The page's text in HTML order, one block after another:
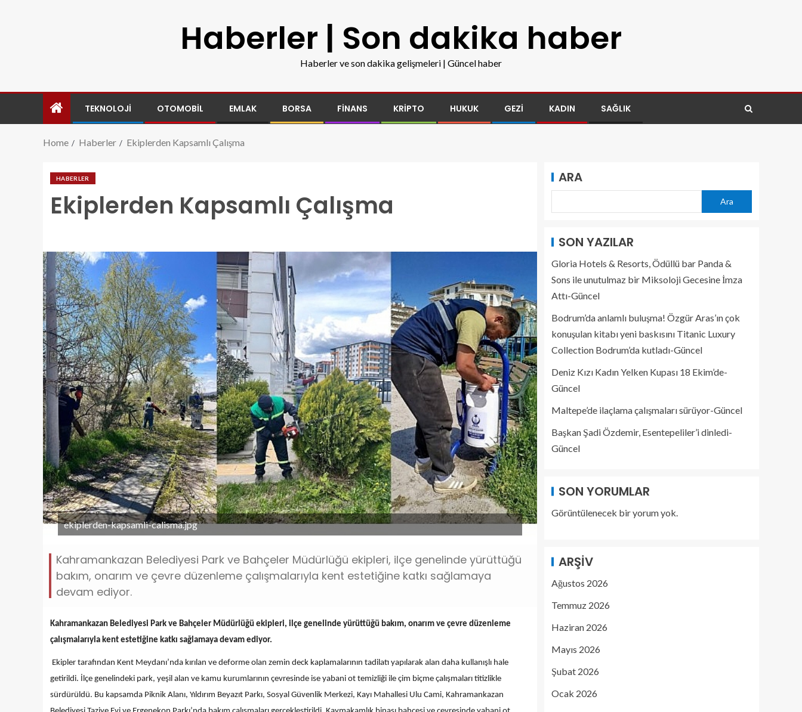
Haberler | Son dakika haber
Haberler ve son dakika gelişmeleri | Güncel haber
TEKNOLOJI OTOMOBIL EMLAK BORSA FINANS KRIPTO HUKUK GEZI KADIN SAĞLIK
Home Haberler Ekiplerden Kapsamlı Çalışma
HABERLER
Ekiplerden Kapsamlı Çalışma
ekiplerden-kapsamli-calisma.jpg
Kahramankazan Belediyesi Park ve Bahçeler Müdürlüğü ekipleri, ilçe genelinde yürüttüğü
bakım, onarım ve çevre düzenleme çalışmalarıyla kent estetiğine katkı sağlamaya
devam ediyor.
Kahramankazan Belediyesi Park ve Bahçeler Müdürlüğü ekipleri, ilçe genelinde yürüttüğü bakım, onarım ve çevre düzenleme
çalışmalarıyla kent estetiğine katkı sağlamaya devam ediyor.
Ekipler tarafından Kent Meydanı’nda kırılan ve deforme olan zemin deck kaplamalarının tadilatı yapılarak alan daha kullanışlı hale
getirildi. İlçe genelindeki park, yeşil alan ve kamu kurumlarının çevresinde ise yabani ot temizliği ile çim biçme çalışmaları titizlikle
sürdürüldü. Bu kapsamda Piknik Alanı, Yıldırım Beyazıt Parkı, Sosyal Güvenlik Merkezi, Kayı Mahallesi Ulu Cami, Kahramankazan
ARA
Ara
SON YAZILAR
Gloria Hotels & Resorts, Ödüllü bar Panda &
Sons ile unutulmaz bir Miksoloji Gecesine İmza
Attı-Güncel
Bodrum’da anlamlı buluşma! Özgür Aras’ın çok
konuşulan kitabı yeni baskısını Titanic Luxury
Collection Bodrum’da kutladı-Güncel
Deniz Kızı Kadın Yelken Kupası 18 Ekim’de-
Güncel
Maltepe’de ilaçlama çalışmaları sürüyor-Güncel
Başkan Şadi Özdemir, Esentepeliler’i dinledi-
Güncel
SON YORUMLAR
Görüntülenecek bir yorum yok.
ARŞIV
Ağustos 2026
Temmuz 2026
Haziran 2026
Mayıs 2026
Şubat 2026
Ocak 2026